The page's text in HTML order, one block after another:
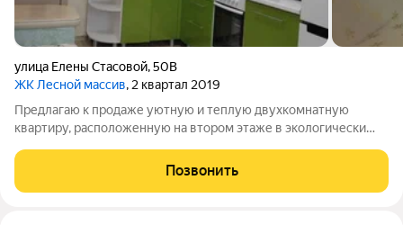
улица Елены Стасовой,50В
ЖК Лесной массив, 2 квартал 2019
Предлагаю к продаже уютную и теплую двухкомнатную
квартиру, расположенную на втором этаже в экологически
выходят на детскую площадку и внутренний двор, создавая
ощущение уюта и спокойствия. В
Позвонить